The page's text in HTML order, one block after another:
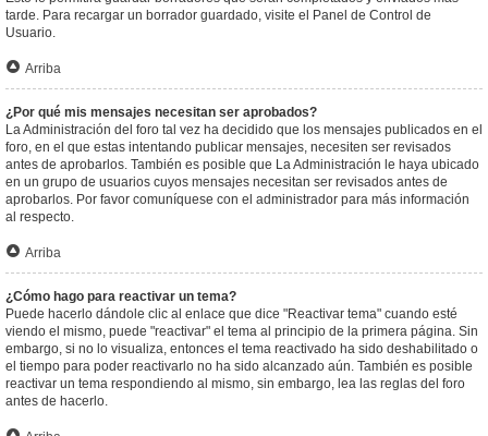
tarde. Para recargar un borrador guardado, visite el Panel de Control de
Usuario.
Arriba
¿Por qué mis mensajes necesitan ser aprobados?
La Administración del foro tal vez ha decidido que los mensajes publicados en el
foro, en el que estas intentando publicar mensajes, necesiten ser revisados
antes de aprobarlos. También es posible que La Administración le haya ubicado
en un grupo de usuarios cuyos mensajes necesitan ser revisados antes de
aprobarlos. Por favor comuníquese con el administrador para más información
al respecto.
Arriba
¿Cómo hago para reactivar un tema?
Puede hacerlo dándole clic al enlace que dice "Reactivar tema" cuando esté
viendo el mismo, puede "reactivar" el tema al principio de la primera página. Sin
embargo, si no lo visualiza, entonces el tema reactivado ha sido deshabilitado o
el tiempo para poder reactivarlo no ha sido alcanzado aún. También es posible
reactivar un tema respondiendo al mismo, sin embargo, lea las reglas del foro
antes de hacerlo.